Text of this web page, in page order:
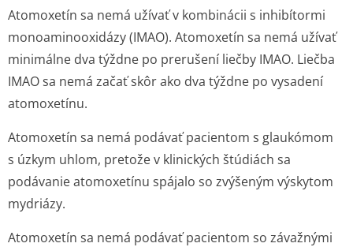
Atomoxetín sa nemá užívať v kombinácii s inhibítormi
monoaminooxidázy (IMAO). Atomoxetín sa nemá užívať
minimálne dva týždne po prerušení liečby IMAO. Liečba
IMAO sa nemá začať skôr ako dva týždne po vysadení
atomoxetínu.
Atomoxetín sa nemá podávať pacientom s glaukómom
s úzkym uhlom, pretože v klinických štúdiách sa
podávanie atomoxetínu spájalo so zvýšeným výskytom
mydriázy.
Atomoxetín sa nemá podávať pacientom so závažnými